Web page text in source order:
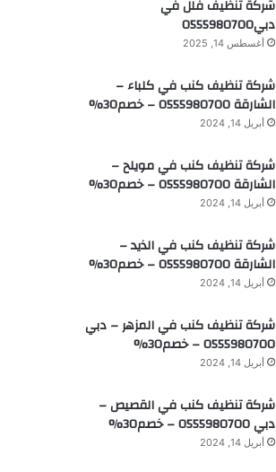
شركة تنظيف فلل في
دبي0555980700
أغسطس 14, 2025
شركة تنظيف كنب في كلباء –
الشارقة 0555980700 – خصم30%
أبريل 14, 2024
شركة تنظيف كنب في مويلح –
الشارقة 0555980700 – خصم30%
أبريل 14, 2024
شركة تنظيف كنب في الذيد –
الشارقة 0555980700 – خصم30%
أبريل 14, 2024
شركة تنظيف كنب في المزهر – دبي
0555980700 – خصم30%
أبريل 14, 2024
شركة تنظيف كنب في القصيص –
دبي 0555980700 – خصم30%
أبريل 14, 2024